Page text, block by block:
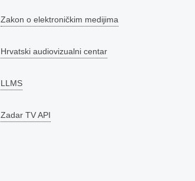
Zakon o elektroničkim medijima
Hrvatski audiovizualni centar
LLMS
Zadar TV API